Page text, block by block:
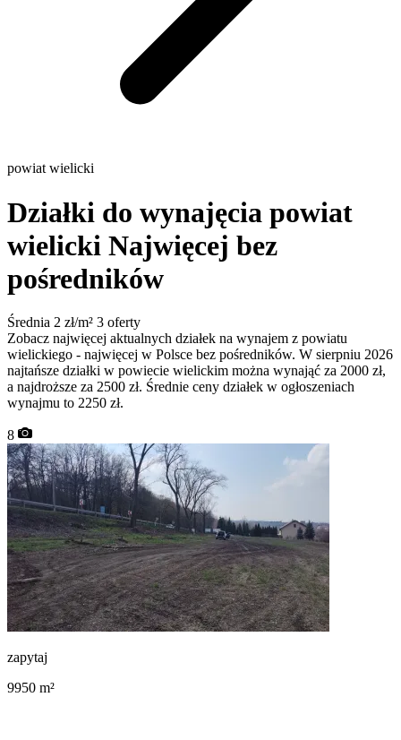
powiat wielicki
Działki do wynajęcia powiat
wielicki Najwięcej bez
pośredników
Średnia 2 zł/m² 3 oferty
Zobacz najwięcej aktualnych działek na wynajem z powiatu
wielickiego - najwięcej w Polsce bez pośredników. W sierpniu 2026
najtańsze działki w powiecie wielickim można wynająć za 2000 zł,
a najdroższe za 2500 zł. Średnie ceny działek w ogłoszeniach
wynajmu to 2250 zł.
8
zapytaj
9950 m²